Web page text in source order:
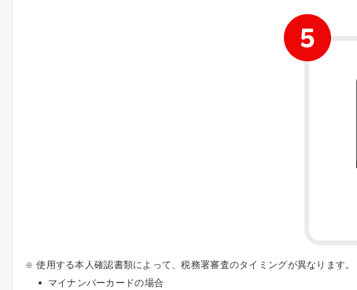
使用する本人確認書類によって、税務署審査のタイミングが異なります。
マイナンバーカードの場合